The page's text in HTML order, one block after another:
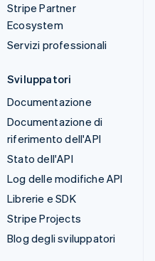
Stripe Partner
Ecosystem
Servizi professionali
Sviluppatori
Documentazione
Documentazione di
riferimento dell'API
Stato dell'API
Log delle modifiche API
Librerie e SDK
Stripe Projects
Blog degli sviluppatori